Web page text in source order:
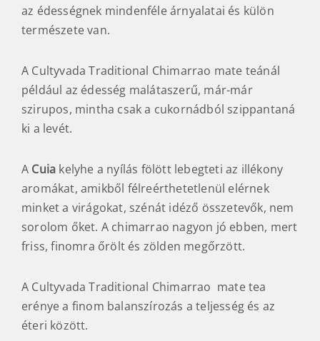
az édességnek mindenféle árnyalatai és külön
természete van.
A Cultyvada Traditional Chimarrao mate teánál
például az édesség malátaszerű, már-már
szirupos, mintha csak a cukornádból szippantaná
ki a levét.
A Cuia kelyhe a nyílás fölött lebegteti az illékony
aromákat, amikből félreérthetetlenül elérnek
minket a virágokat, szénát idéző összetevők, nem
sorolom őket. A chimarrao nagyon jó ebben, mert
friss, finomra őrölt és zölden megőrzött.
A Cultyvada Traditional Chimarrao mate tea
erénye a finom balanszírozás a teljesség és az
éteri között.